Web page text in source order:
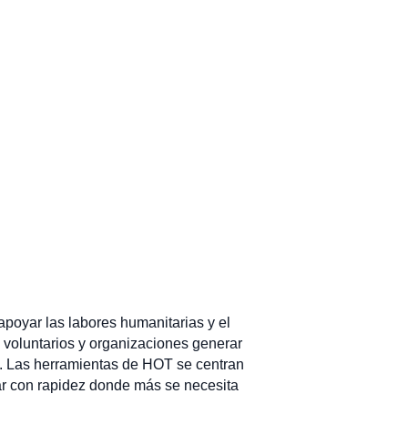
las labores humanitarias y el
y organizaciones generar
herramientas de HOT se centran
con rapidez donde más se necesita